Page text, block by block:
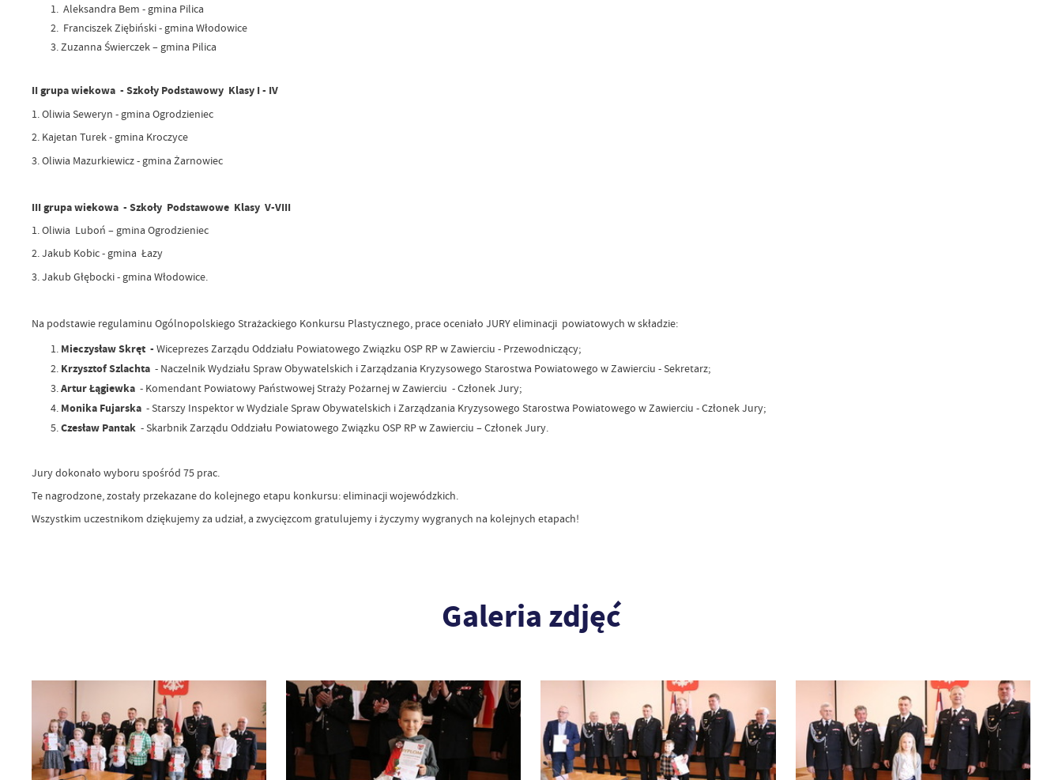
Aleksandra Bem - gmina Pilica
Franciszek Ziębiński - gmina Włodowice
Zuzanna Świerczek – gmina Pilica
II grupa wiekowa - Szkoły Podstawowy Klasy I - IV
1. Oliwia Seweryn - gmina Ogrodzieniec
2. Kajetan Turek - gmina Kroczyce
3. Oliwia Mazurkiewicz - gmina Żarnowiec
III grupa wiekowa - Szkoły Podstawowe Klasy V-VIII
1. Oliwia Luboń – gmina Ogrodzieniec
2. Jakub Kobic - gmina Łazy
3. Jakub Głębocki - gmina Włodowice.
Na podstawie regulaminu Ogólnopolskiego Strażackiego Konkursu Plastycznego, prace oceniało JURY eliminacji powiatowych w składzie:
Mieczysław Skręt - Wiceprezes Zarządu Oddziału Powiatowego Związku OSP RP w Zawierciu - Przewodniczący;
Krzysztof Szlachta - Naczelnik Wydziału Spraw Obywatelskich i Zarządzania Kryzysowego Starostwa Powiatowego w Zawierciu - Sekretarz;
Artur Łągiewka- Komendant Powiatowy Państwowej Straży Pożarnej w Zawierciu - Członek Jury;
Monika Fujarska- Starszy Inspektor w Wydziale Spraw Obywatelskich i Zarządzania Kryzysowego Starostwa Powiatowego w Zawierciu - Członek Jury;
Czesław Pantak- Skarbnik Zarządu Oddziału Powiatowego Związku OSP RP w Zawierciu – Członek Jury.
Jury dokonało wyboru spośród 75 prac.
Te nagrodzone, zostały przekazane do kolejnego etapu konkursu: eliminacji wojewódzkich.
Wszystkim uczestnikom dziękujemy za udział, a zwycięzcom gratulujemy i życzymy wygranych na kolejnych etapach!
Galeria zdjęć